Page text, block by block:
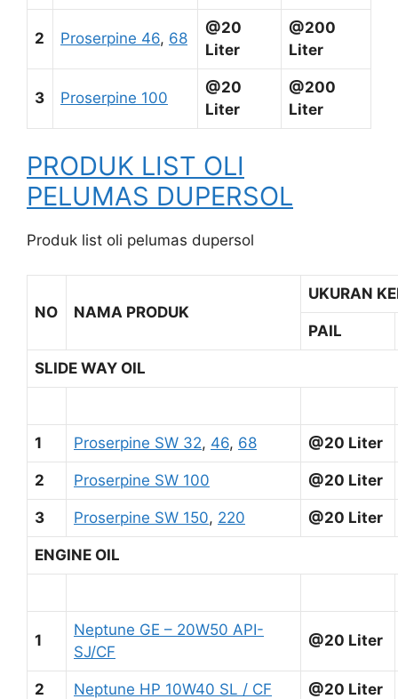
2 Proserpine 46, 68
@20
Liter
@200
Liter
3 Proserpine 100
@20
Liter
@200
Liter
PRODUK LIST OLI
PELUMAS DUPERSOL
Produk list oli pelumas dupersol
NO NAMA PRODUK
UKURAN
PAIL
SLIDE WAY OIL
1 Proserpine SW 32, 46, 68 @20 Liter
2 Proserpine SW 100 @20 Liter
3 Proserpine SW 150, 220 @20 Liter
ENGINE OIL
1
Neptune GE – 20W50 API-
SJ/CF
@20 Liter
2 Neptune HP 10W40 SL / CF @20 Liter